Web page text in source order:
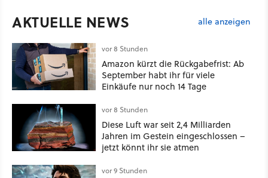
AKTUELLE NEWS alle anzeigen
vor 8 Stunden
Amazon kürzt die Rückgabefrist: Ab
September habt ihr für viele
Einkäufe nur noch 14 Tage
vor 8 Stunden
Diese Luft war seit 2,4 Milliarden
Jahren im Gestein eingeschlossen –
jetzt könnt ihr sie atmen
vor 9 Stunden